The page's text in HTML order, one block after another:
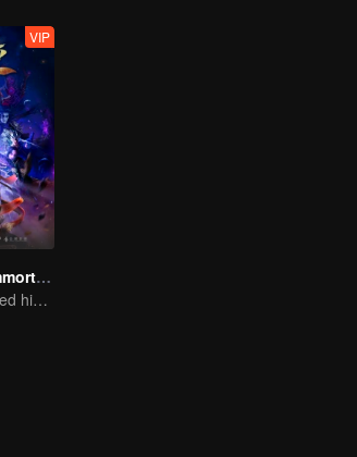
VIP
Legend of Immortals
The boy changed his life into a king